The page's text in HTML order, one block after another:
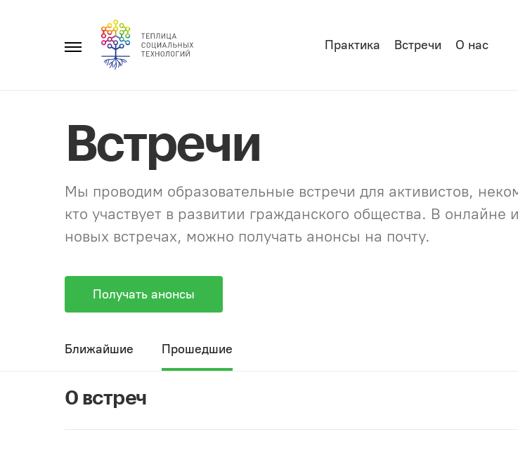
Главное
Практика Встречи О нас
Встречи
Мы проводим образовательные встречи для активистов,
кто участвует в развитии гражданского общества. В
новых встречах, можно получать анонсы на почту.
Получать анонсы
Ближайшие Прошедшие
0 встреч